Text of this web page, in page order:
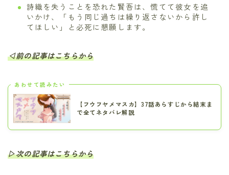
詩織を失うことを恐れた賢吾は、慌てて彼女を追
いかけ、「もう同じ過ちは繰り返さないから許し
てほしい」と必死に懇願します。
◁前の記事はこちらから
あわせて読みたい
【フウフヤメマスカ】37話あらすじから結末ま
で全てネタバレ解説
▷次の記事はこちらから